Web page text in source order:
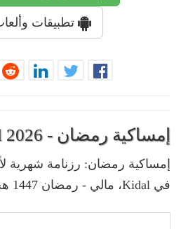
تطبيقات
إمساكية رمضان - Kidal 2026
إمساكية رمضان: رزنامة شهرية
في Kidal، مالي - رمضان 1447 هجري (2026 ميلادي)